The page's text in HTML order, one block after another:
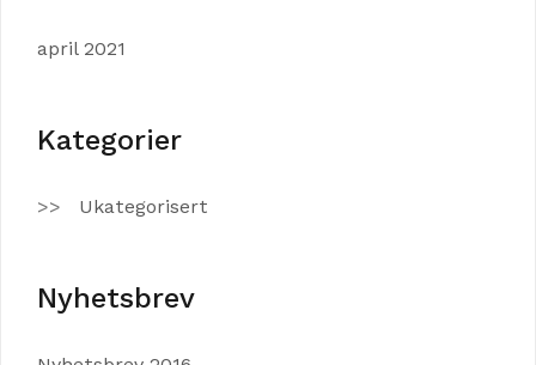
april 2021
Kategorier
Ukategorisert
Nyhetsbrev